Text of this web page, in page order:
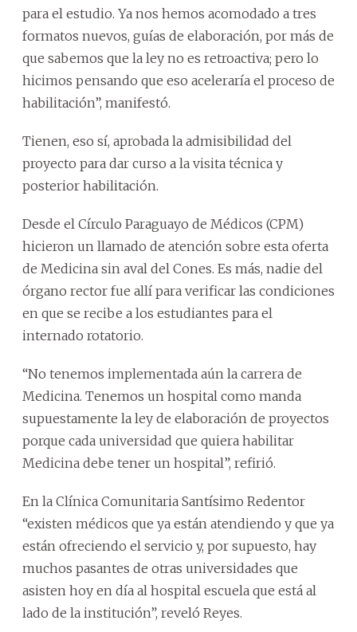
para el estudio. Ya nos hemos acomodado a tres
formatos nuevos, guías de elaboración, por más de
que sabemos que la ley no es retroactiva; pero lo
hicimos pensando que eso aceleraría el proceso de
habilitación”, manifestó.
Tienen, eso sí, aprobada la admisibilidad del
proyecto para dar curso a la visita técnica y
posterior habilitación.
Desde el Círculo Paraguayo de Médicos (CPM)
hicieron un llamado de atención sobre esta oferta
de Medicina sin aval del Cones. Es más, nadie del
órgano rector fue allí para verificar las condiciones
en que se recibe a los estudiantes para el
internado rotatorio.
“No tenemos implementada aún la carrera de
Medicina. Tenemos un hospital como manda
supuestamente la ley de elaboración de proyectos
porque cada universidad que quiera habilitar
Medicina debe tener un hospital”, refirió.
En la Clínica Comunitaria Santísimo Redentor
“existen médicos que ya están atendiendo y que ya
están ofreciendo el servicio y, por supuesto, hay
muchos pasantes de otras universidades que
asisten hoy en día al hospital escuela que está al
lado de la institución”, reveló Reyes.